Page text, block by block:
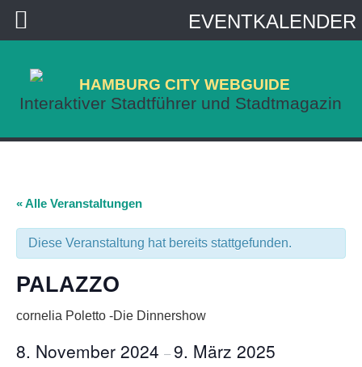
HAMBURG CITY WEBGUIDE
Interaktiver Stadtführer und Stadtmagazin
« Alle Veranstaltungen
Diese Veranstaltung hat bereits stattgefunden.
PALAZZO
cornelia Poletto -Die Dinnershow
8. November 2024 –9. März 2025
EVENTKALENDER